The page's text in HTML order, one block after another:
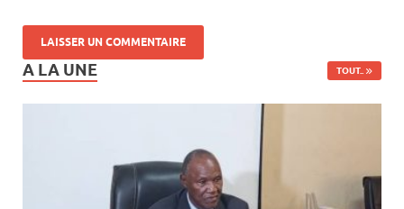
A LA UNE TOUT..